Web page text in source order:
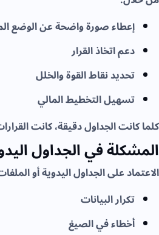
إعطاء صورة واضحة عن الوضع
دعم اتخاذ القرار
تحديد نقاط القوة والخلل
تسهيل التخطيط المالي
كلما كانت الجداول دقيقة، كانت
المشكلة في الجداول
الاعتماد على الجداول اليدوية أو
تكرار البيانات
أخطاء في الصيغ